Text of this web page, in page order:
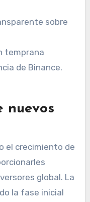
sobre
temprana
de Binance.
nuevos
el crecimiento de
global. La
la fase inicial